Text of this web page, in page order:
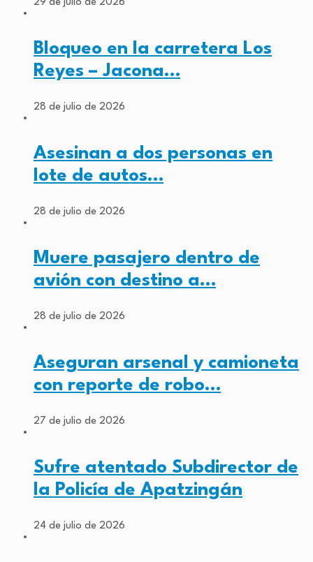
29 de julio de 2026
Bloqueo en la carretera Los
Reyes – Jacona…
28 de julio de 2026
Asesinan a dos personas en
lote de autos…
28 de julio de 2026
Muere pasajero dentro de
avión con destino a…
28 de julio de 2026
Aseguran arsenal y camioneta
con reporte de robo…
27 de julio de 2026
Sufre atentado Subdirector de
la Policía de Apatzingán
24 de julio de 2026